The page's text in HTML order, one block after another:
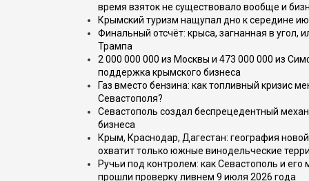
время взяток не существовало вообще и
Крымский туризм нащупал дно к середине
Финальный отсчёт: крыса, загнанная в угол,
Трампа
2 000 000 000 из Москвы и 473 000 000 из
поддержка крымского бизнеса
Газ вместо бензина: как топливный кризис
Севастополя?
Севастополь создал беспрецедентный
бизнеса
Крым, Краснодар, Дагестан: география
охватит только южные винодельческие
Ручьи под контролем: как Севастополь и
прошли проверку ливнем 9 июля 2026 года